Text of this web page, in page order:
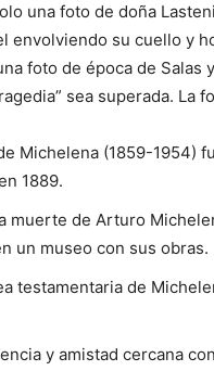
una foto de doña
envolviendo su cuello y
foto de época de Salas
sea superada. La
Michelena (1859-1954)
1889.
muerte de Arturo
un museo con sus obras.
testamentaria de
y amistad cercana